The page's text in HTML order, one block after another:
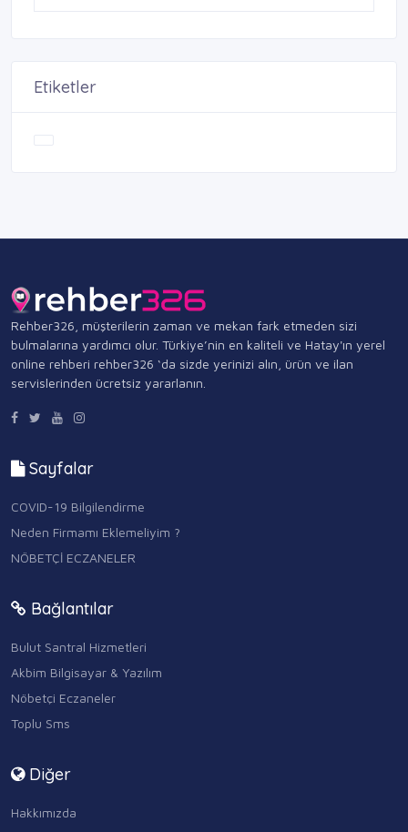
Etiketler
Rehber326, müşterilerin zaman ve mekan fark etmeden sizi
bulmalarına yardımcı olur. Türkiye’nin en kaliteli ve Hatay'ın yerel
online rehberi rehber326 ‘da sizde yerinizi alın, ürün ve ilan
servislerinden ücretsiz yararlanın.
Sayfalar
COVID-19 Bilgilendirme
Neden Firmamı Eklemeliyim ?
NÖBETÇİ ECZANELER
Bağlantılar
Bulut Santral Hizmetleri
Akbim Bilgisayar & Yazılım
Nöbetçi Eczaneler
Toplu Sms
Diğer
Hakkımızda